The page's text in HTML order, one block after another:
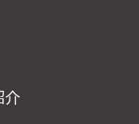
介